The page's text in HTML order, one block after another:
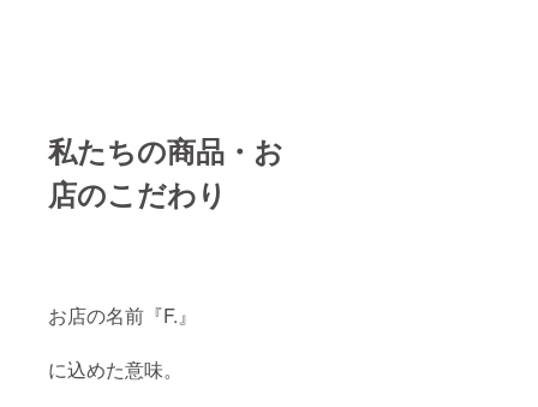
私たちの商品・お
店のこだわり
お店の名前『F.』
に込めた意味。